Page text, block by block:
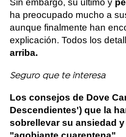
Sin embargo, su último y
ha preocupado mucho a
aunque finalmente han
explicación. Todos los
arriba.
Seguro que te interesa
Los consejos de Dove
Descendientes') que la
sobrellevar su ansiedad